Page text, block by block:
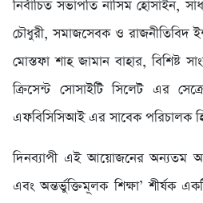
নির্বাচিত সভাপতি নাসিম হোসাইন,
চৌধুরী, সমাজসেবক ও রাজনীতিবিদ
মোস্তফা শাহ জামান বাহার, বিশিষ্ট
ক্রিসেন্ট সোসাইটি সিলেট এর
এফবিসিসিআই এর সাবেক পরিচালক
দিনব্যাপী এই আয়োজনের অন্যতম
এবং অন্তর্ভুক্তিমূলক শিক্ষা’ শীর্ষক